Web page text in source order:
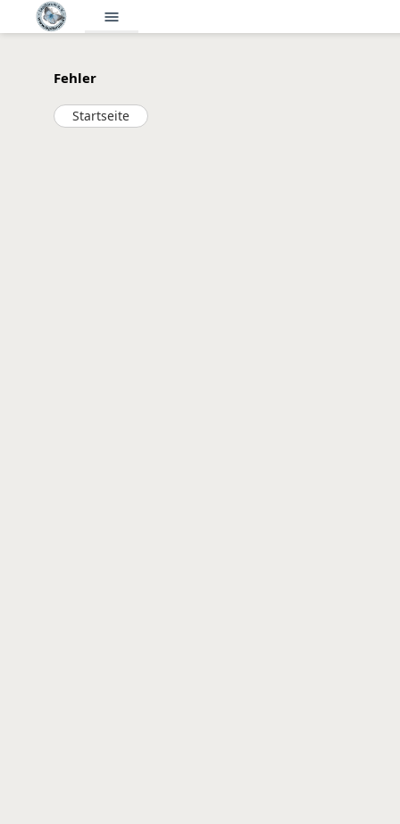
menu
Fehler
Startseite